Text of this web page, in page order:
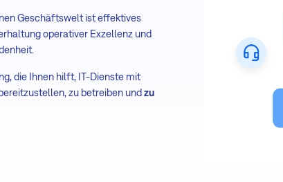
Geschäftswelt ist effektives
operativer Exzellenz und
die Ihnen hilft, IT-Dienste mit
zu betreiben undzu